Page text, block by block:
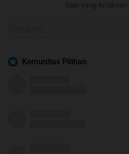
User yang Anda
Komunitas Pilihan